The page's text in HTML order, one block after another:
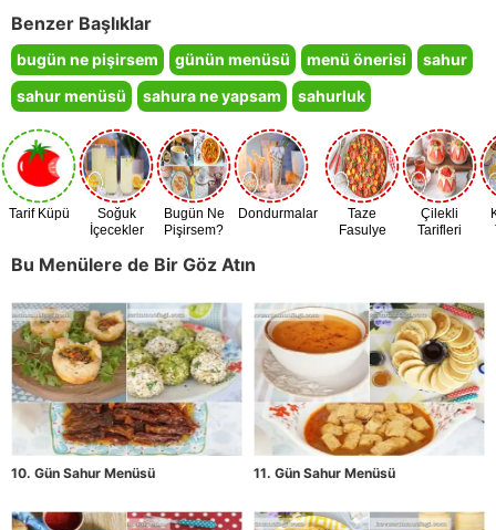
Benzer Başlıklar
bugün ne pişirsem günün menüsü menü önerisi
sahur
sahur menüsü
sahura ne yapsam sahurluk
Tarif Küpü
Soğuk
İçecekler
Bugün Ne
Pişirsem?
Dondurmalar
Taze
Fasulye
Çilekli
Tarifleri
Bu Menülere de Bir Göz Atın
10. Gün Sahur Menüsü 11. Gün Sahur Menüsü